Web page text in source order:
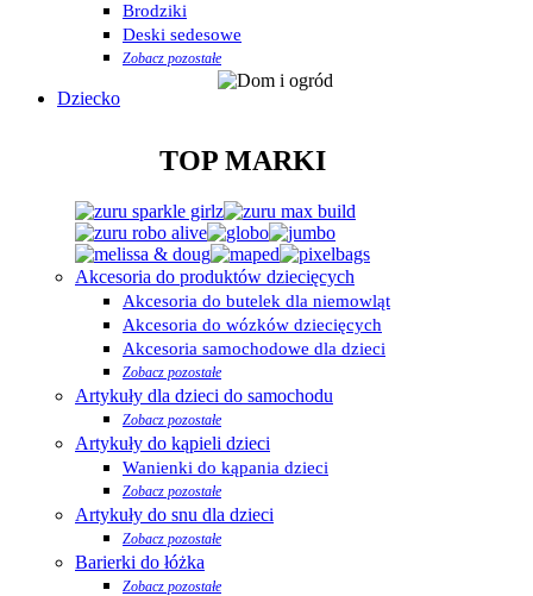
Brodziki
Deski sedesowe
Zobacz pozostałe
Dziecko
TOP MARKI
Akcesoria do produktów dziecięcych
Akcesoria do butelek dla niemowląt
Akcesoria do wózków dziecięcych
Akcesoria samochodowe dla dzieci
Zobacz pozostałe
Artykuły dla dzieci do samochodu
Zobacz pozostałe
Artykuły do kąpieli dzieci
Wanienki do kąpania dzieci
Zobacz pozostałe
Artykuły do snu dla dzieci
Zobacz pozostałe
Barierki do łóżka
Zobacz pozostałe